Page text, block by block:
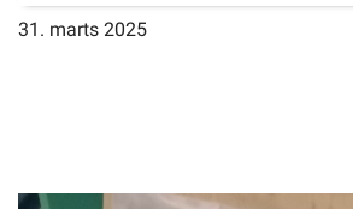
Vedtægter
Selvbetjening
31. marts 2025